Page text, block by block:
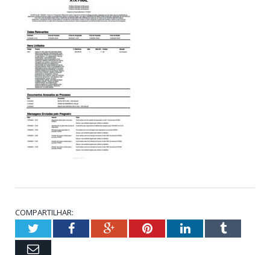
COMPARTILHAR:
TwitterFacebookGoogle+PinterestLinkedInTumblr
Email